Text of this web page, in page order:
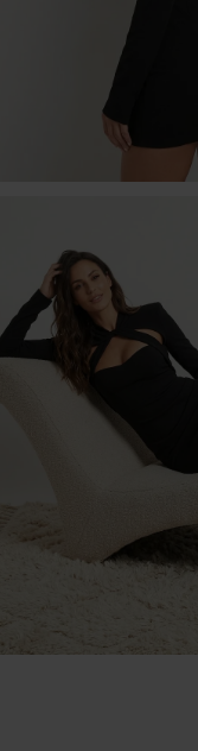
o
wykonaniu
maja 2014 r. o
oraz mając na
30A, 45-355
Rejestru
NIP:
prowadzący